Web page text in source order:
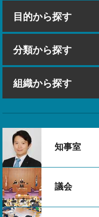
目的から探す
分類から探す
組織から探す
知事室
議会